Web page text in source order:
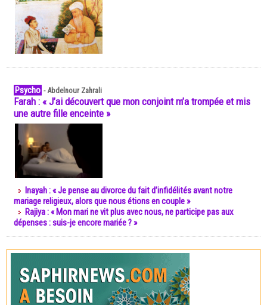
Psycho -Abdelnour Zahrali
Farah : « J’ai découvert que mon conjoint m’a trompée et mis
une autre fille enceinte »
Inayah : « Je pense au divorce du fait d’infidélités avant notre
mariage religieux, alors que nous étions en couple »
Rajiya : « Mon mari ne vit plus avec nous, ne participe pas aux
dépenses : suis-je encore mariée ? »